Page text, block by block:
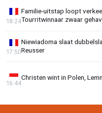
Familie-uitstap loopt
Tourritwinnaar zwaar
18:24
Niewiadoma slaat
Reusser
17:50
Christen wint in Polen,
16:44